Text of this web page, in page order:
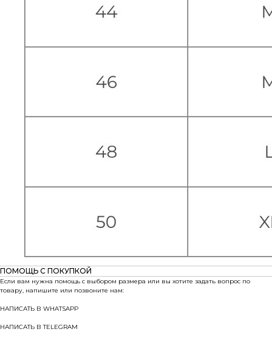
ПОМОЩЬ С ПОКУПКОЙ
Если вам нужна помощь с выбором размера или вы хотите задать вопрос по
товару, напишите или позвоните нам:
НАПИСАТЬ В WHATSAPP
НАПИСАТЬ В TELEGRAM